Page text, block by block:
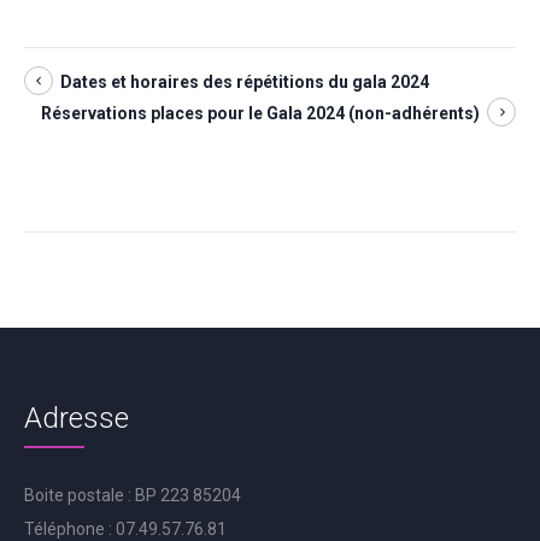
Dates et horaires des répétitions du gala 2024
Réservations places pour le Gala 2024 (non-adhérents)
Adresse
Boite postale : BP 223 85204
Téléphone : 07.49.57.76.81